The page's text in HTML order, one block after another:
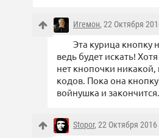
Игемон, 22 Октября
Эта курица кнопку
ведь будет искать!
нет кнопочки никакой,
кодов. Пока она кнопку
войнушка и
Stopor, 22 Октября 2016